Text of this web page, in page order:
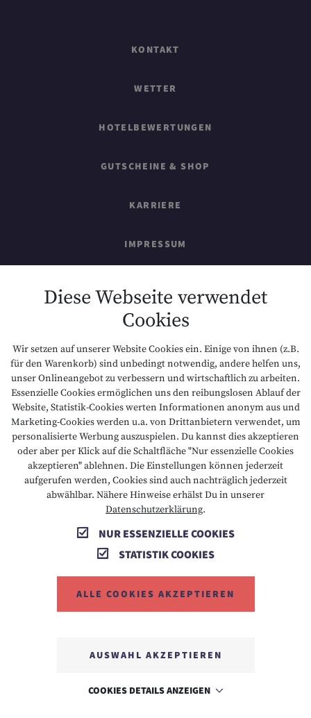
KONTAKT
WETTER
HOTELBEWERTUNGEN
GUTSCHEINE & SHOP
KARRIERE
IMPRESSUM
DATENSCHUTZ
NACHHALTIGKEIT
BARRIEREFREIHEIT
T +43 5673 2424 E info@hotelalpenrose.at
A Danielstrasse 3, 6631 Lermoos, AT
Diese Webseite verwendet
Cookies
Wir setzen auf unserer Website Cookies ein. Einige von ihnen (z.B.
für den Warenkorb) sind unbedingt notwendig, andere helfen uns,
unser Onlineangebot zu verbessern und wirtschaftlich zu arbeiten.
Essenzielle Cookies ermöglichen uns den reibungslosen Ablauf der
Website, Statistik-Cookies werten Informationen anonym aus und
Marketing-Cookies werden u.a. von Drittanbietern verwendet, um
personalisierte Werbung auszuspielen. Du kannst dies akzeptieren
oder aber per Klick auf die Schaltfläche "Nur essenzielle Cookies
akzeptieren" ablehnen. Die Einstellungen können jederzeit
aufgerufen werden, Cookies sind auch nachträglich jederzeit
abwählbar. Nähere Hinweise erhälst Du in unserer
Datenschutzerklärung.
NUR ESSENZIELLE COOKIES
STATISTIK COOKIES
ALLE COOKIES AKZEPTIEREN
AUSWAHL AKZEPTIEREN
COOKIES DETAILS ANZEIGEN